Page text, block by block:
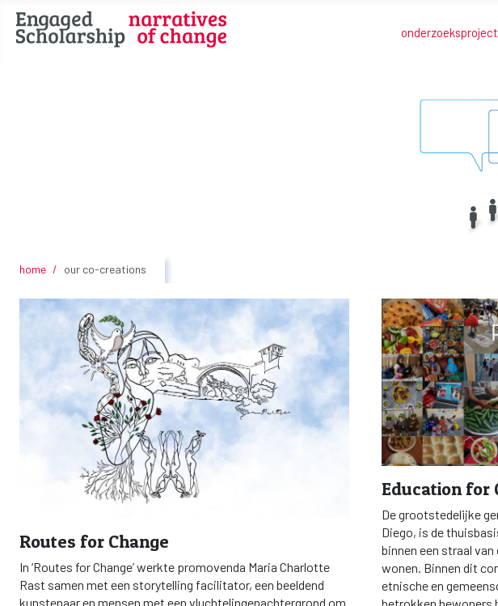
onderzoeksproject
home our co-creations
Routes for Change
In ‘Routes for Change’ werkte promovenda Maria Charlotte
Rast samen met een storytelling facilitator, een beeldend
kunstenaar en mensen met een vluchtelingenachtergrond om
Education for
De grootstedelijke
Diego, is de
binnen een straal
wonen. Binnen dit
etnische en
betrokken bewoners